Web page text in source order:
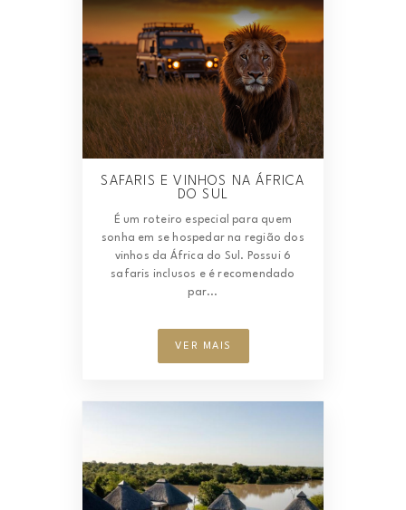
SAFARIS E VINHOS NA ÁFRICA
DO SUL
É um roteiro especial para quem
sonha em se hospedar na região dos
vinhos da África do Sul. Possui 6
safaris inclusos e é recomendado
par...
VER MAIS